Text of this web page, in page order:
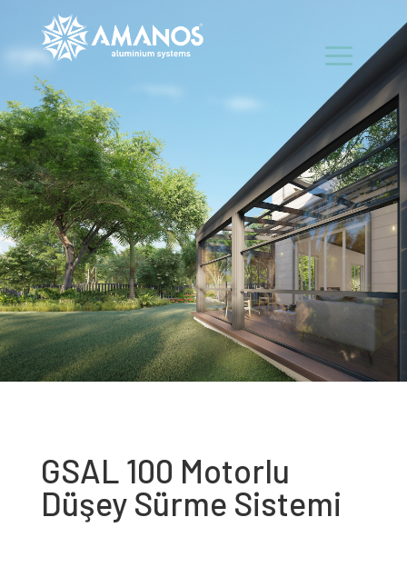
GSAL 100 Motorlu
Düşey Sürme Sistemi